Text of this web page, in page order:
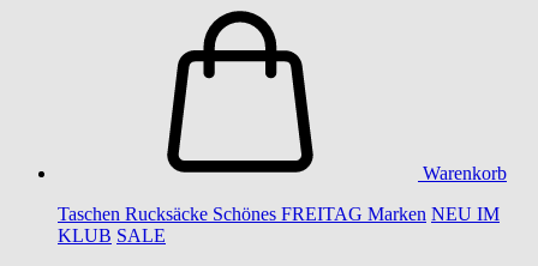
Warenkorb
Taschen Rucksäcke Schönes FREITAG Marken NEU IM
KLUB SALE